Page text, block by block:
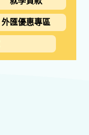
外匯優惠專區